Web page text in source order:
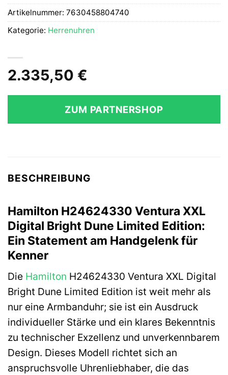
2.335,50 €
ZUM PARTNERSHOP
Artikelnummer: 7630458804740
Kategorie: Herrenuhren
BESCHREIBUNG
Hamilton H24624330 Ventura XXL
Digital Bright Dune Limited Edition:
Ein Statement am Handgelenk für
Kenner
Die Hamilton H24624330 Ventura XXL Digital
Bright Dune Limited Edition ist weit mehr als
nur eine Armbanduhr; sie ist ein Ausdruck
individueller Stärke und ein klares Bekenntnis
zu technischer Exzellenz und unverkennbarem
Design. Dieses Modell richtet sich an
anspruchsvolle Uhrenliebhaber, die das